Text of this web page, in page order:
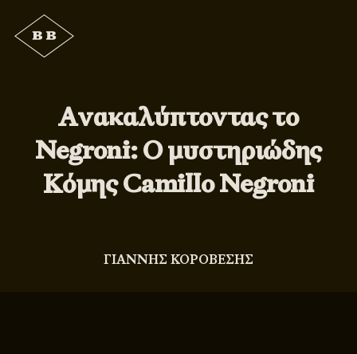
Ανακαλύπτοντας το
Negroni: Ο μυστηριώδης
Κόμης Camillo Negroni
ΓΙΑΝΝΗΣ ΚΟΡΟΒΕΣΗΣ